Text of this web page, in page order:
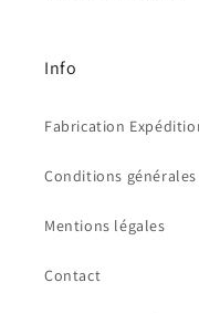
Info
Fabrication
Conditions
Mentions légales
Contact